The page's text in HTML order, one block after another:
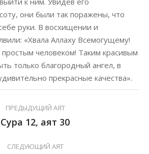
они были так поражены, что
руки. В восхищении и
«Хвала Аллаху Всемогущему!
человеком! Таким красивым
только благородный ангел, в
прекрасные качества».
ПРЕДЫДУЩИЙ АЯТ
Сура 12, аят 30
СЛЕДУЮЩИЙ АЯТ